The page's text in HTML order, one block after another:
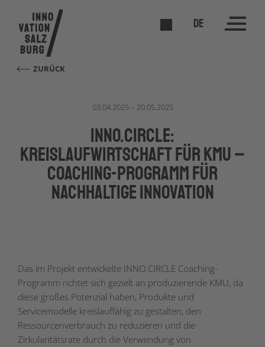
DE
ZURÜCK
03.04.2025 – 20.05.2025
INNO.CIRCLE:
Kreislaufwirtschaft für KMU –
Coaching-Programm für
nachhaltige Innovation
Das im Projekt entwickelte INNO.CIRCLE Coaching-
Programm richtet sich gezielt an produzierende KMU, da
diese großes Potenzial haben, Produkte und
Servicemodelle kreislauffähig zu gestalten, den
Ressourcenverbrauch zu reduzieren und die
Zirkularitätsrate durch die Verwendung von